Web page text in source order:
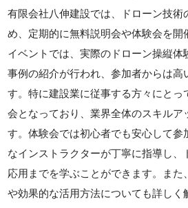
有限会社八伸建設では、ドローン技術
め、定期的に無料説明会や体験会を開
イベントでは、実際のドローン操縦体
事例の紹介が行われ、参加者からは高
す。特に建設業に従事する方々にとっ
会となっており、業界全体のスキルア
す。体験会では初心者でも安心して参
なインストラクターが丁寧に指導し、
応用までを学ぶことができます。また
や効果的な活用方法についても詳しく